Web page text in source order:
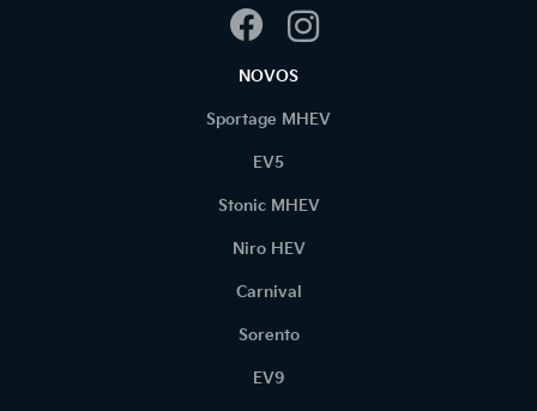
NOVOS
Sportage MHEV
EV5
Stonic MHEV
Niro HEV
Carnival
Sorento
EV9